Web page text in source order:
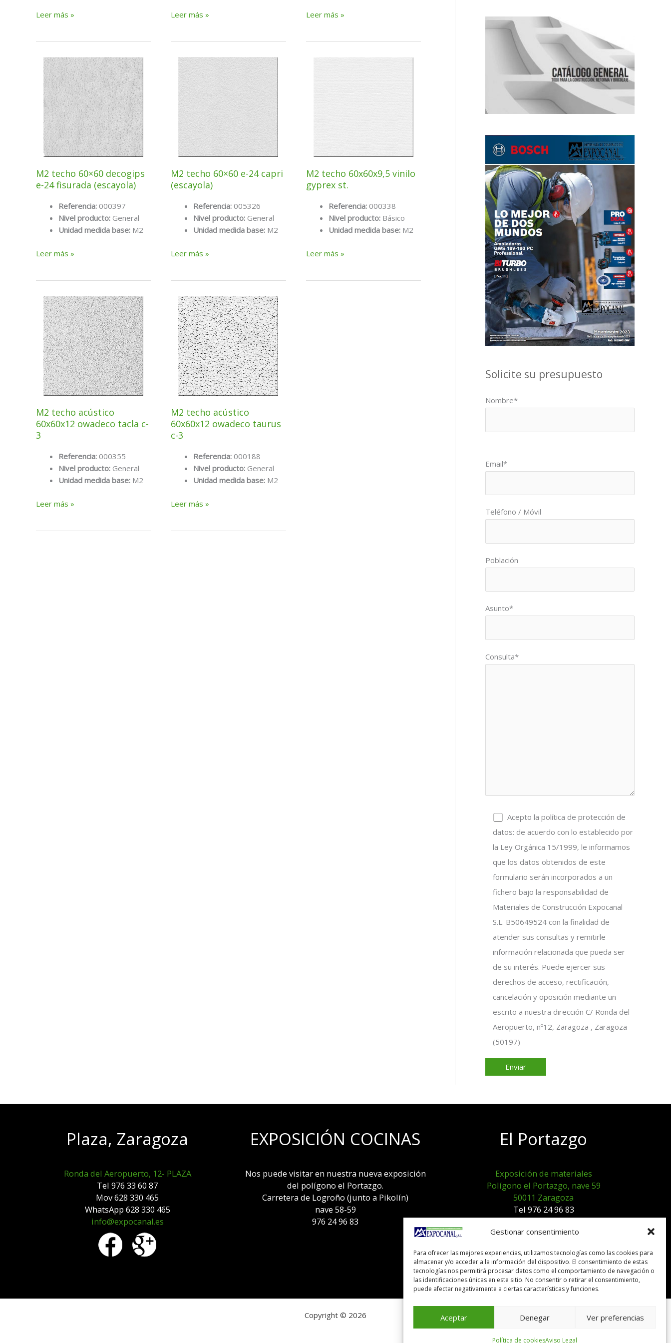
Gestionar consentimiento
Para ofrecer las mejores experiencias, utilizamos tecnologías como las cookies para
almacenar y/o acceder a la información del dispositivo. El consentimiento de estas
tecnologías nos permitirá procesar datos como el comportamiento de navegación o
las identificaciones únicas en este sitio. No consentir o retirar el consentimiento,
puede afectar negativamente a ciertas características y funciones.
Aceptar Denegar Ver preferencias
Política de cookiesAviso Legal
M2
gyprex
st.
Leer más »
M2
capri
(escayola)
Leer más »
M2
fisurada
(escayola)
Leer más »
M2 techo 60×60 decogips
e-24 fisurada (escayola)
Referencia: 000397
Nivel producto: General
Unidad medida base: M2
M2
24
fisurada
(escayola)
Leer más »
M2 techo 60×60 e-24 capri
(escayola)
Referencia:005326
Nivel producto: General
Unidad medida base: M2
M2
24
capri
(escayola)
Leer más »
M2 techo 60x60x9,5 vinilo
gyprex st.
Referencia: 000338
Nivel producto: Básico
Unidad medida base: M2
M2
Leer más »
M2 techo acústico
60x60x12 owadeco tacla c-
3
Referencia: 000355
Nivel producto: General
Unidad medida base: M2
M2
Leer más »
M2 techo acústico
60x60x12 owadeco taurus
c-3
Referencia:000188
Nivel producto: General
Unidad medida base: M2
M2
Leer más »
Solicite su presupuesto
Nombre*
Email*
Teléfono / Móvil
Población
Asunto*
Consulta*
Acepto la política de protección de
datos: de acuerdo con lo establecido por
la Ley Orgánica 15/1999, le informamos
que los datos obtenidos de este
formulario serán incorporados a un
fichero bajo la responsabilidad de
Materiales de Construcción Expocanal
S.L. B50649524 con la finalidad de
atender sus consultas y remitirle
información relacionada que pueda ser
de su interés. Puede ejercer sus
derechos de acceso, rectificación,
cancelación y oposición mediante un
escrito a nuestra dirección C/ Ronda del
Aeropuerto, nº12, Zaragoza , Zaragoza
(50197)
Plaza, Zaragoza
Ronda del Aeropuerto, 12- PLAZA
Tel 976 33 60 87
Mov 628 330 465
WhatsApp 628 330 465
info@expocanal.es
EXPOSICIÓN COCINAS
Nos puede visitar en nuestra nueva exposición
del polígono el Portazgo.
Carretera de Logroño (junto a Pikolín)
nave 58-59
976 24 96 83
El Portazgo
Exposición de materiales
Polígono el Portazgo, nave 59
50011 Zaragoza
Tel 976 24 96 83
exposicion@expocanal.es
Aviso Legal
Política de cookies
Copyright © 2026